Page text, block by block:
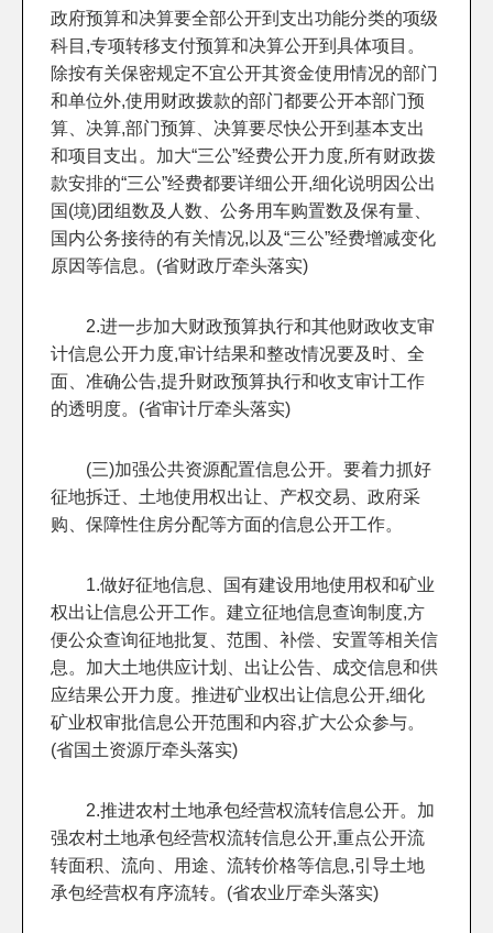
政府预算和决算要全部公开到支出功能分类的项级
科目,专项转移支付预算和决算公开到具体项目。
除按有关保密规定不宜公开其资金使用情况的部门
和单位外,使用财政拨款的部门都要公开本部门预
算、决算,部门预算、决算要尽快公开到基本支出
和项目支出。加大“三公”经费公开力度,所有财政拨
款安排的“三公”经费都要详细公开,细化说明因公出
国(境)团组数及人数、公务用车购置数及保有量、
国内公务接待的有关情况,以及“三公”经费增减变化
原因等信息。(省财政厅牵头落实)
2.进一步加大财政预算执行和其他财政收支审
计信息公开力度,审计结果和整改情况要及时、全
面、准确公告,提升财政预算执行和收支审计工作
的透明度。(省审计厅牵头落实)
(三)加强公共资源配置信息公开。要着力抓好
征地拆迁、土地使用权出让、产权交易、政府采
购、保障性住房分配等方面的信息公开工作。
1.做好征地信息、国有建设用地使用权和矿业
权出让信息公开工作。建立征地信息查询制度,方
便公众查询征地批复、范围、补偿、安置等相关信
息。加大土地供应计划、出让公告、成交信息和供
应结果公开力度。推进矿业权出让信息公开,细化
矿业权审批信息公开范围和内容,扩大公众参与。
(省国土资源厅牵头落实)
2.推进农村土地承包经营权流转信息公开。加
强农村土地承包经营权流转信息公开,重点公开流
转面积、流向、用途、流转价格等信息,引导土地
承包经营权有序流转。(省农业厅牵头落实)